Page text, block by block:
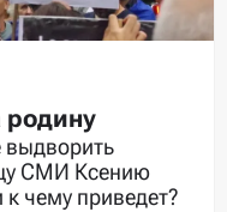
родину
СМИ Ксению
чему приведет?